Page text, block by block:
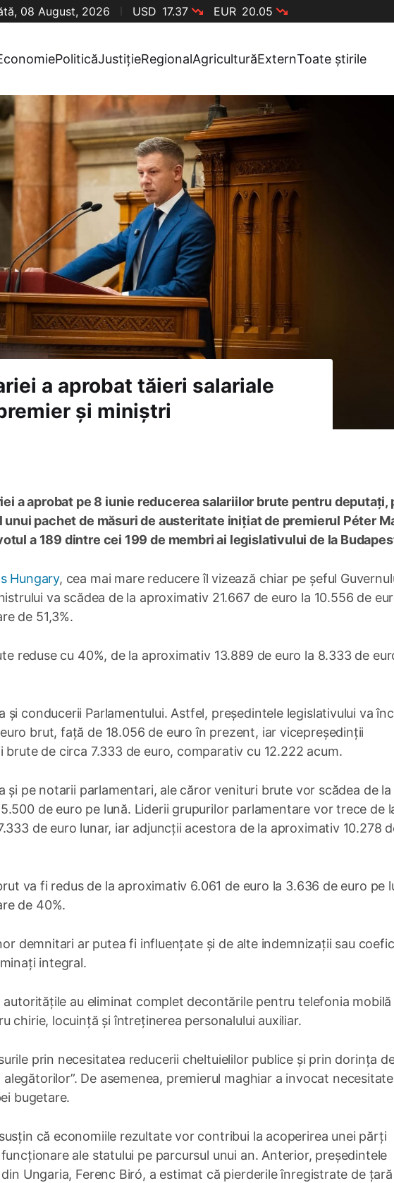
08 August, 2026 USD 17.37 EUR 20.05
PoliticăJustițieRegionalAgriculturăExternToate știrile
a aprobat tăieri salariale
și miniștri
a aprobat pe 8 iunie reducerea salariilor brute pentru deputați,
pachet de măsuri de austeritate inițiat de premierul Péter
a 189 dintre cei 199 de membri ai legislativului de la
Hungary, cea mai mare reducere îl vizează chiar pe șeful
va scădea de la aproximativ 21.667 de euro la 10.556 de
de 51,3%.
reduse cu 40%, de la aproximativ 13.889 de euro la 8.333 de
și conducerii Parlamentului. Astfel, președintele legislativului va
brut, față de 18.056 de euro în prezent, iar vicepreședinții
brute de circa 7.333 de euro, comparativ cu 12.222 acum.
și pe notarii parlamentari, ale căror venituri brute vor scădea de la
de euro pe lună. Liderii grupurilor parlamentare vor trece de
de euro lunar, iar adjuncții acestora de la aproximativ 10.278
va fi redus de la aproximativ 6.061 de euro la 3.636 de euro pe
de 40%.
demnitari ar putea fi influențate și de alte indemnizații sau
integral.
autoritățile au eliminat complet decontările pentru telefonia mobilă
chirie, locuință și întreținerea personalului auxiliar.
prin necesitatea reducerii cheltuielilor publice și prin dorința
De asemenea, premierul maghiar a invocat
bugetare.
că economiile rezultate vor contribui la acoperirea unei părți
ale statului pe parcursul unui an. Anterior, președintele
Ungaria, Ferenc Biró, a estimat că pierderile înregistrate de